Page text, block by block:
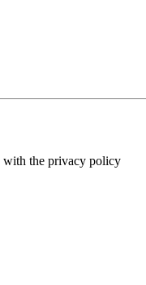
with the privacy policy